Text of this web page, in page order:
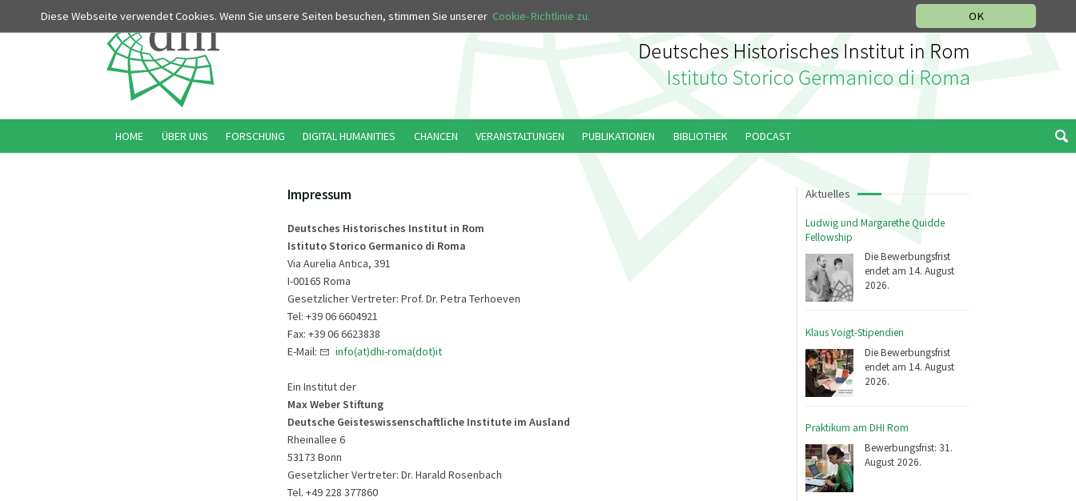
OK
Diese Webseite verwendet Cookies. Wenn Sie unsere Seiten besuchen, stimmen Sie unserer Cookie-Richtlinie zu.
Aktuelles
Ludwig und Margarethe Quidde
Fellowship
Die Bewerbungsfrist
endet am 14. August
2026.
Klaus Voigt-Stipendien
Die Bewerbungsfrist
endet am 14. August
2026.
Praktikum am DHI Rom
Bewerbungsfrist: 31.
August 2026.
Impressum
Deutsches Historisches Institut in Rom
Istituto Storico Germanico di Roma
Via Aurelia Antica, 391
I-00165 Roma
Gesetzlicher Vertreter: Prof. Dr. Petra Terhoeven
Tel: +39 06 6604921
Fax: +39 06 6623838
E-Mail:
info(at)dhi-roma(dot)it
Ein Institut der
Max Weber Stiftung
Deutsche Geisteswissenschaftliche Institute im Ausland
Rheinallee 6
53173 Bonn
Gesetzlicher Vertreter: Dr. Harald Rosenbach
Tel. +49 228 377860
HOME ÜBER UNS FORSCHUNG DIGITAL HUMANITIES CHANCEN VERANSTALTUNGEN PUBLIKATIONEN BIBLIOTHEK PODCAST